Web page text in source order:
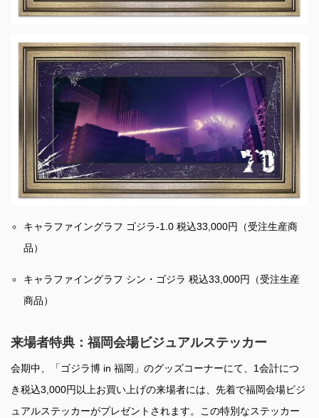
キャラファイングラフ ゴジラ-1.0 税込33,000円（受注生産商
品）
キャラファイングラフ シン・ゴジラ 税込33,000円（受注生産
商品）
来場者特典：福岡会場ビジュアルステッカー
会期中、「ゴジラ博 in 福岡」のグッズコーナーにて、1会計につ
き税込3,000円以上お買い上げの来場者には、先着で福岡会場ビジ
ュアルステッカーがプレゼントされます。この特別なステッカー